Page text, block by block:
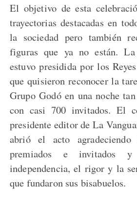
El objetivo de esta
trayectorias destacadas en
la sociedad pero también
figuras que ya no están.
estuvo presidida por los
que quisieron reconocer la
Grupo Godó en una noche
con casi 700 invitados. El
presidente editor de La
abrió el acto
premiados e invitados
independencia, el rigor y la
que fundaron sus bisabuelos.